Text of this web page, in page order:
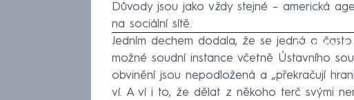
Důvody jsou jako vždy stejné – americká
na sociální sítě.
Failed
Jedním dechem dodala, že se jedná o
možné soudní instance včetně Ústavního
obvinění jsou nepodložená a „překračují
ví. A ví i to, že dělat z někoho terč svými